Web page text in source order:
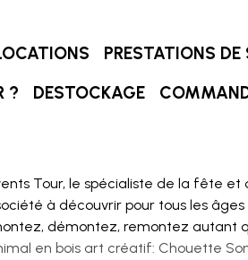
PRESTATIONS DE
?
DESTOCKAGE
Tour, le spécialiste de la fête et
à découvrir pour tous les âges
démontez, remontez autant
en bois art créatif: Chouette